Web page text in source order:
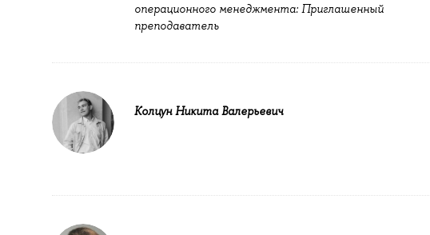
операционного менеджмента: Приглашенный
преподаватель
Колцун Никита Валерьевич